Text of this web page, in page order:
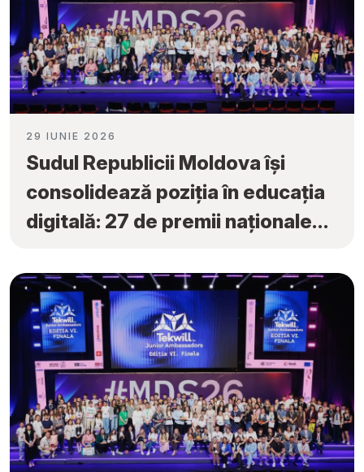
29 IUNIE 2026
Sudul Republicii Moldova își
consolidează poziția în educația
digitală: 27 de premii naționale
Ambassadors”